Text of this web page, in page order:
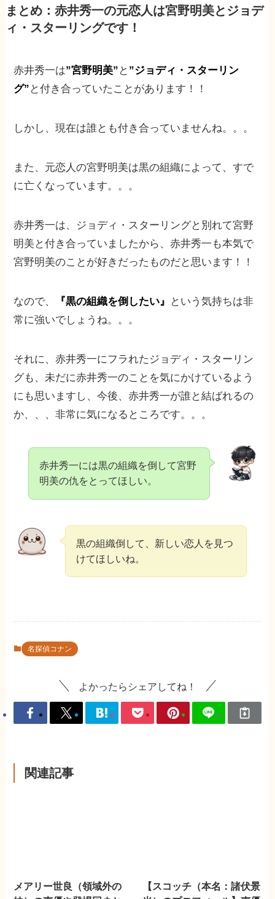
まとめ：赤井秀一の元恋人は宮野明美とジョデ
ィ・スターリングです！
赤井秀一は”宮野明美” と ”ジョディ・スターリン
グ” と付き合っていたことがあります！！
しかし、現在は誰とも付き合っていませんね。。。
また、元恋人の宮野明美は黒の組織によって、すで
に亡くなっています。。。
赤井秀一は、ジョディ・スターリングと別れて宮野
明美と付き合っていましたから、赤井秀一も本気で
宮野明美のことが好きだったものだと思います！！
なので、 『黒の組織を倒したい』
という気持ちは非
常に強いでしょうね。。。
それに、赤井秀一にフラれたジョディ・スターリン
グも、未だに赤井秀一のことを気にかけているよう
にも思いますし、今後、赤井秀一が誰と結ばれるの
か、、、非常に気になるところです。。。
赤井秀一には黒の組織を倒して宮野
明美の仇をとってほしい。
黒の組織倒して、新しい恋人を見つ
けてほしいね。
名探偵コナン
よかったらシェアしてね！
関連記事
メアリー世良（領域外の
【スコッチ（本名：諸伏景